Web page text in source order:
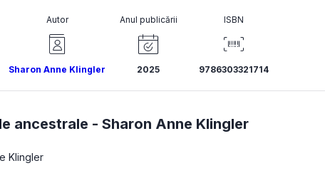
Autor
Sharon Anne Klingler
Anul publicării
2025
ISBN
9786303321714
ancestrale - Sharon Anne Klingler
Klingler